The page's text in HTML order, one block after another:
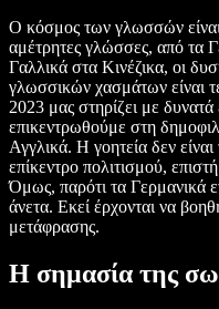
Ο κόσμος των γλωσσών
αμέτρητες γλώσσες, από τα
Γαλλικά στα Κινέζικα, οι
γλωσσικών χασμάτων είναι
2023 μας στηρίζει με
επικεντρωθούμε στη
Αγγλικά. Η γοητεία δεν
επίκεντρο πολιτισμού,
Όμως, παρότι τα Γερμανικά
άνετα. Εκεί έρχονται να
μετάφρασης.
Η σημασία της